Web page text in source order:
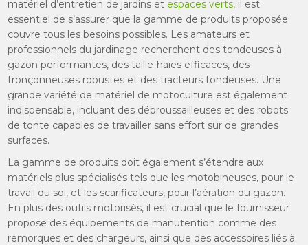
matériel d’entretien de jardins et espaces verts, il est
essentiel de s’assurer que la gamme de produits proposée
couvre tous les besoins possibles. Les amateurs et
professionnels du jardinage recherchent des tondeuses à
gazon performantes, des taille-haies efficaces, des
tronçonneuses robustes et des tracteurs tondeuses. Une
grande variété de matériel de motoculture est également
indispensable, incluant des débroussailleuses et des robots
de tonte capables de travailler sans effort sur de grandes
surfaces.
La gamme de produits doit également s’étendre aux
matériels plus spécialisés tels que les motobineuses, pour le
travail du sol, et les scarificateurs, pour l’aération du gazon.
En plus des outils motorisés, il est crucial que le fournisseur
propose des équipements de manutention comme des
remorques et des chargeurs, ainsi que des accessoires liés à